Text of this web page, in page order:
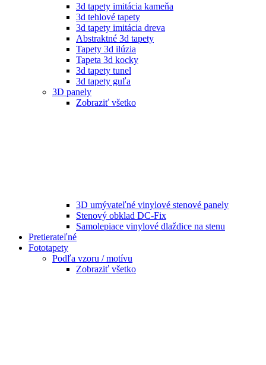
3d tapety imitácia kameňa
3d tehlové tapety
3d tapety imitácia dreva
Abstraktné 3d tapety
Tapety 3d ilúzia
Tapeta 3d kocky
3d tapety tunel
3d tapety guľa
3D panely
Zobraziť všetko
3D umývateľné vinylové stenové panely
Stenový obklad DC-Fix
Samolepiace vinylové dlaždice na stenu
Pretierateľné
Fototapety
Podľa vzoru / motívu
Zobraziť všetko